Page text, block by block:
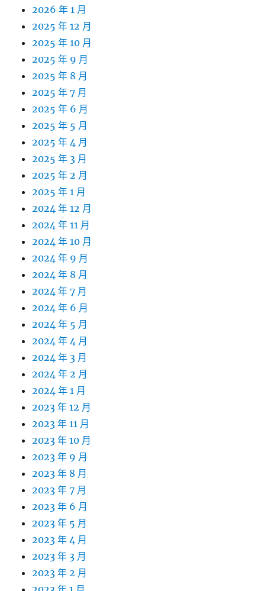
2026 年 1 月
2025 年 12 月
2025 年 10 月
2025 年 9 月
2025 年 8 月
2025 年 7 月
2025 年 6 月
2025 年 5 月
2025 年 4 月
2025 年 3 月
2025 年 2 月
2025 年 1 月
2024 年 12 月
2024 年 11 月
2024 年 10 月
2024 年 9 月
2024 年 8 月
2024 年 7 月
2024 年 6 月
2024 年 5 月
2024 年 4 月
2024 年 3 月
2024 年 2 月
2024 年 1 月
2023 年 12 月
2023 年 11 月
2023 年 10 月
2023 年 9 月
2023 年 8 月
2023 年 7 月
2023 年 6 月
2023 年 5 月
2023 年 4 月
2023 年 3 月
2023 年 2 月